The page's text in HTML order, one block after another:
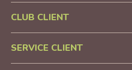
CLUB CLIENT
SERVICE CLIENT